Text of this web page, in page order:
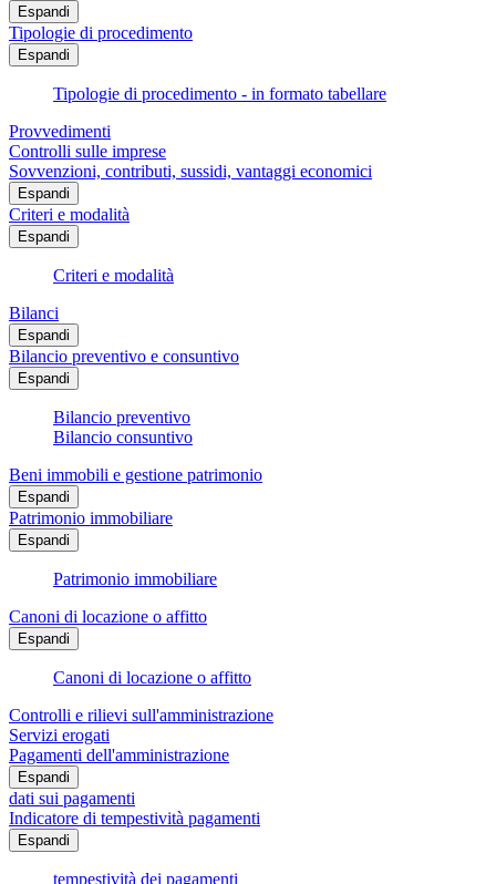
Espandi
Tipologie di procedimento
Espandi
Tipologie di procedimento - in formato tabellare
Provvedimenti
Controlli sulle imprese
Sovvenzioni, contributi, sussidi, vantaggi economici
Espandi
Criteri e modalità
Espandi
Criteri e modalità
Bilanci
Espandi
Bilancio preventivo e consuntivo
Espandi
Bilancio preventivo
Bilancio consuntivo
Beni immobili e gestione patrimonio
Espandi
Patrimonio immobiliare
Espandi
Patrimonio immobiliare
Canoni di locazione o affitto
Espandi
Canoni di locazione o affitto
Controlli e rilievi sull'amministrazione
Servizi erogati
Pagamenti dell'amministrazione
Espandi
dati sui pagamenti
Indicatore di tempestività pagamenti
Espandi
tempestività dei pagamenti